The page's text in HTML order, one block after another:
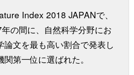
Index 2018 JAPANで、
の間に、自然科学分野にお
論文を最も高い割合で発表し
第一位に選ばれた。